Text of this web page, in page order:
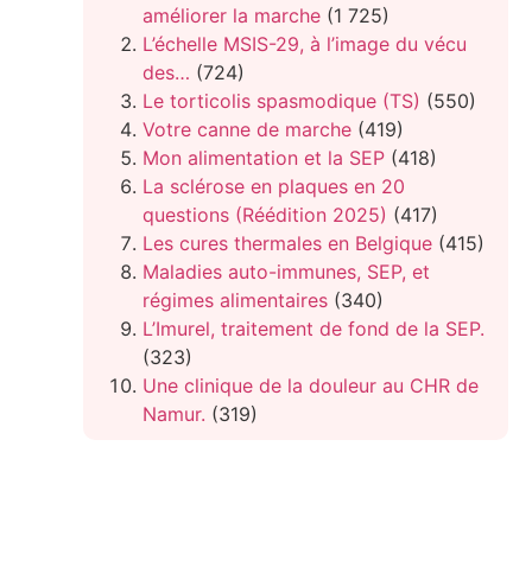
améliorer la marche (1 725)
L’échelle MSIS-29, à l’image du vécu
des… (724)
Le torticolis spasmodique (TS) (550)
Votre canne de marche (419)
Mon alimentation et la SEP (418)
La sclérose en plaques en 20
questions (Réédition 2025) (417)
Les cures thermales en Belgique (415)
Maladies auto-immunes, SEP, et
régimes alimentaires (340)
L’Imurel, traitement de fond de la SEP.
(323)
Une clinique de la douleur au CHR de
Namur. (319)